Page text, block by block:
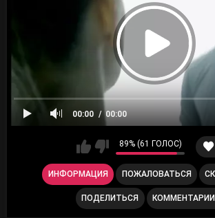
00:00 00:00
89% (61 ГОЛОС)
ИНФОРМАЦИЯ ПОЖАЛОВАТЬСЯ
ПОДЕЛИТЬСЯ КОММЕНТАРИИ